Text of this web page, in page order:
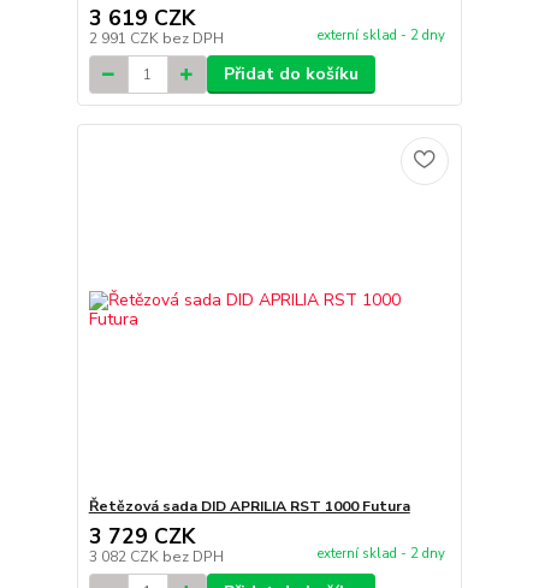
3 619 CZK
2 991 CZK bez DPH externí sklad - 2 dny
Přidat do košíku
Řetězová sada DID APRILIA RST 1000 Futura
3 729 CZK
3 082 CZK bez DPH externí sklad - 2 dny